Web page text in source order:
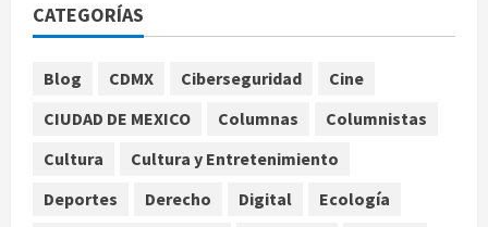
Detienen a ‘El Pony’ con fusil M4,
drogas y arsenal en carretera de
agosto 9, 2026
CATEGORÍAS
Blog CDMX Ciberseguridad
Cine
CIUDAD DE MEXICO
Columnas
Columnistas
Cultura
Cultura y Entretenimiento
Deportes
Derecho Digital
Ecología